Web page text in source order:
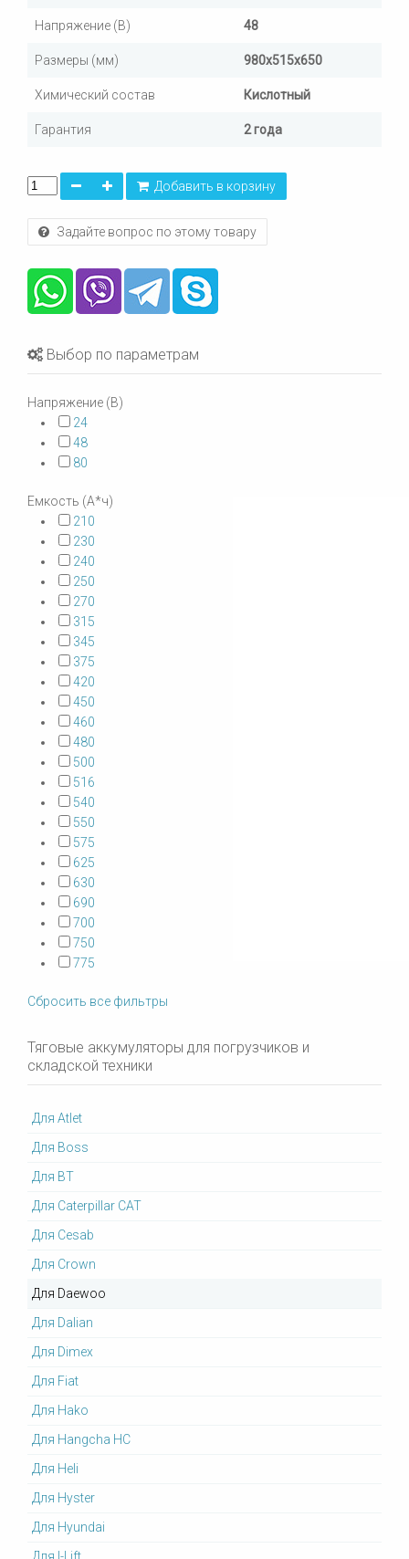
Напряжение (В) 48
Размеры (мм) 980х515х650
Химический состав Кислотный
Гарантия 2 года
Добавить в корзину
Задайте вопрос по этому товару
Выбор по параметрам
Напряжение (В)
24
48
80
Емкость (А*ч)
210
230
240
250
270
315
345
375
420
450
460
480
500
516
540
550
575
625
630
690
700
750
775
Сбросить все фильтры
Тяговые аккумуляторы для погрузчиков и
складской техники
Для Atlet
Для Boss
Для BT
Для Caterpillar CAT
Для Cesab
Для Crown
Для Daewoo
Для Dalian
Для Dimex
Для Fiat
Для Hako
Для Hangcha HC
Для Heli
Для Hyster
Для Hyundai